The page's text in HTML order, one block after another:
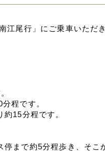
江尾行」にご乗車いただ
程です。
15分程です。
まで約5分程歩き、そこ